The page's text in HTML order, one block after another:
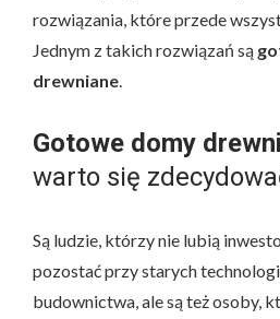
rozwiązania, które przede
Jednym z takich rozwiązań są
drewniane.
Gotowe domy
warto się
Są ludzie, którzy nie lubią
pozostać przy starych
budownictwa, ale są też osoby,